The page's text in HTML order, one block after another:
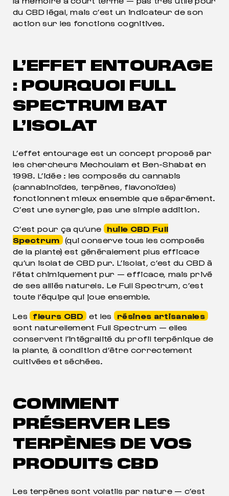
du CBD légal, mais c’est un indicateur de son
action sur les fonctions cognitives.
L’EFFET ENTOURAGE
: POURQUOI FULL
SPECTRUM BAT
L’ISOLAT
L’effet entourage est un concept proposé par
les chercheurs Mechoulam et Ben-Shabat en
1998. L’idée : les composés du cannabis
(cannabinoïdes, terpènes, flavonoïdes)
fonctionnent mieux ensemble que séparément.
C’est une synergie, pas une simple addition.
C’est pour ça qu’une
huile CBD Full
Spectrum (qui conserve tous les composés
de la plante) est généralement plus efficace
qu’un isolat de CBD pur. L’isolat, c’est du CBD à
l’état chimiquement pur — efficace, mais privé
de ses alliés naturels. Le Full Spectrum, c’est
toute l’équipe qui joue ensemble.
Les fleurs CBD et les résines artisanales
sont naturellement Full Spectrum — elles
conservent l’intégralité du profil terpénique de
la plante, à condition d’être correctement
cultivées et séchées.
COMMENT
PRÉSERVER LES
TERPÈNES DE VOS
PRODUITS CBD
Les terpènes sont volatils par nature — c’est